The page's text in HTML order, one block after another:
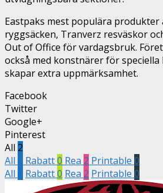
Eastpaks mest populära produkter
ryggsäcken, Tranverz resväskor
Out of Office för vardagsbruk.
också med konstnärer för
skapar extra uppmärksamhet.
Facebook
Twitter
Google+
Pinterest
All 2
All
Rabatt0 Rea 2 Printable 0
All
Rabatt0 Rea 2 Printable 0